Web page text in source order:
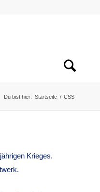
Du bist hier: Startseite / CSS
Krieges.